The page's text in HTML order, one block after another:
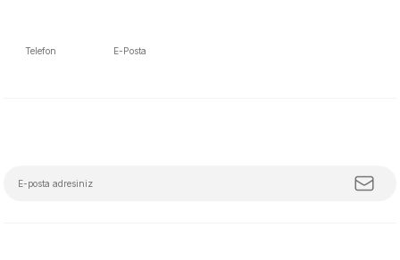
Telefon E-Posta